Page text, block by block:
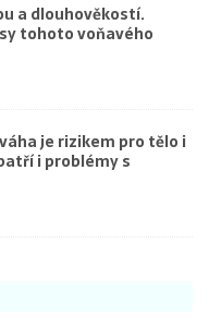
a dlouhověkostí.
tohoto voňavého
je rizikem pro tělo i
i problémy s